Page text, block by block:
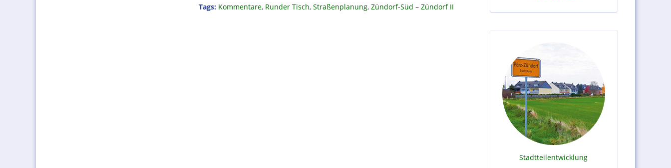
Tags: Kommentare, Runder Tisch,Straßenplanung,Zündorf-Süd – Zündorf II
Stadtteilentwicklung